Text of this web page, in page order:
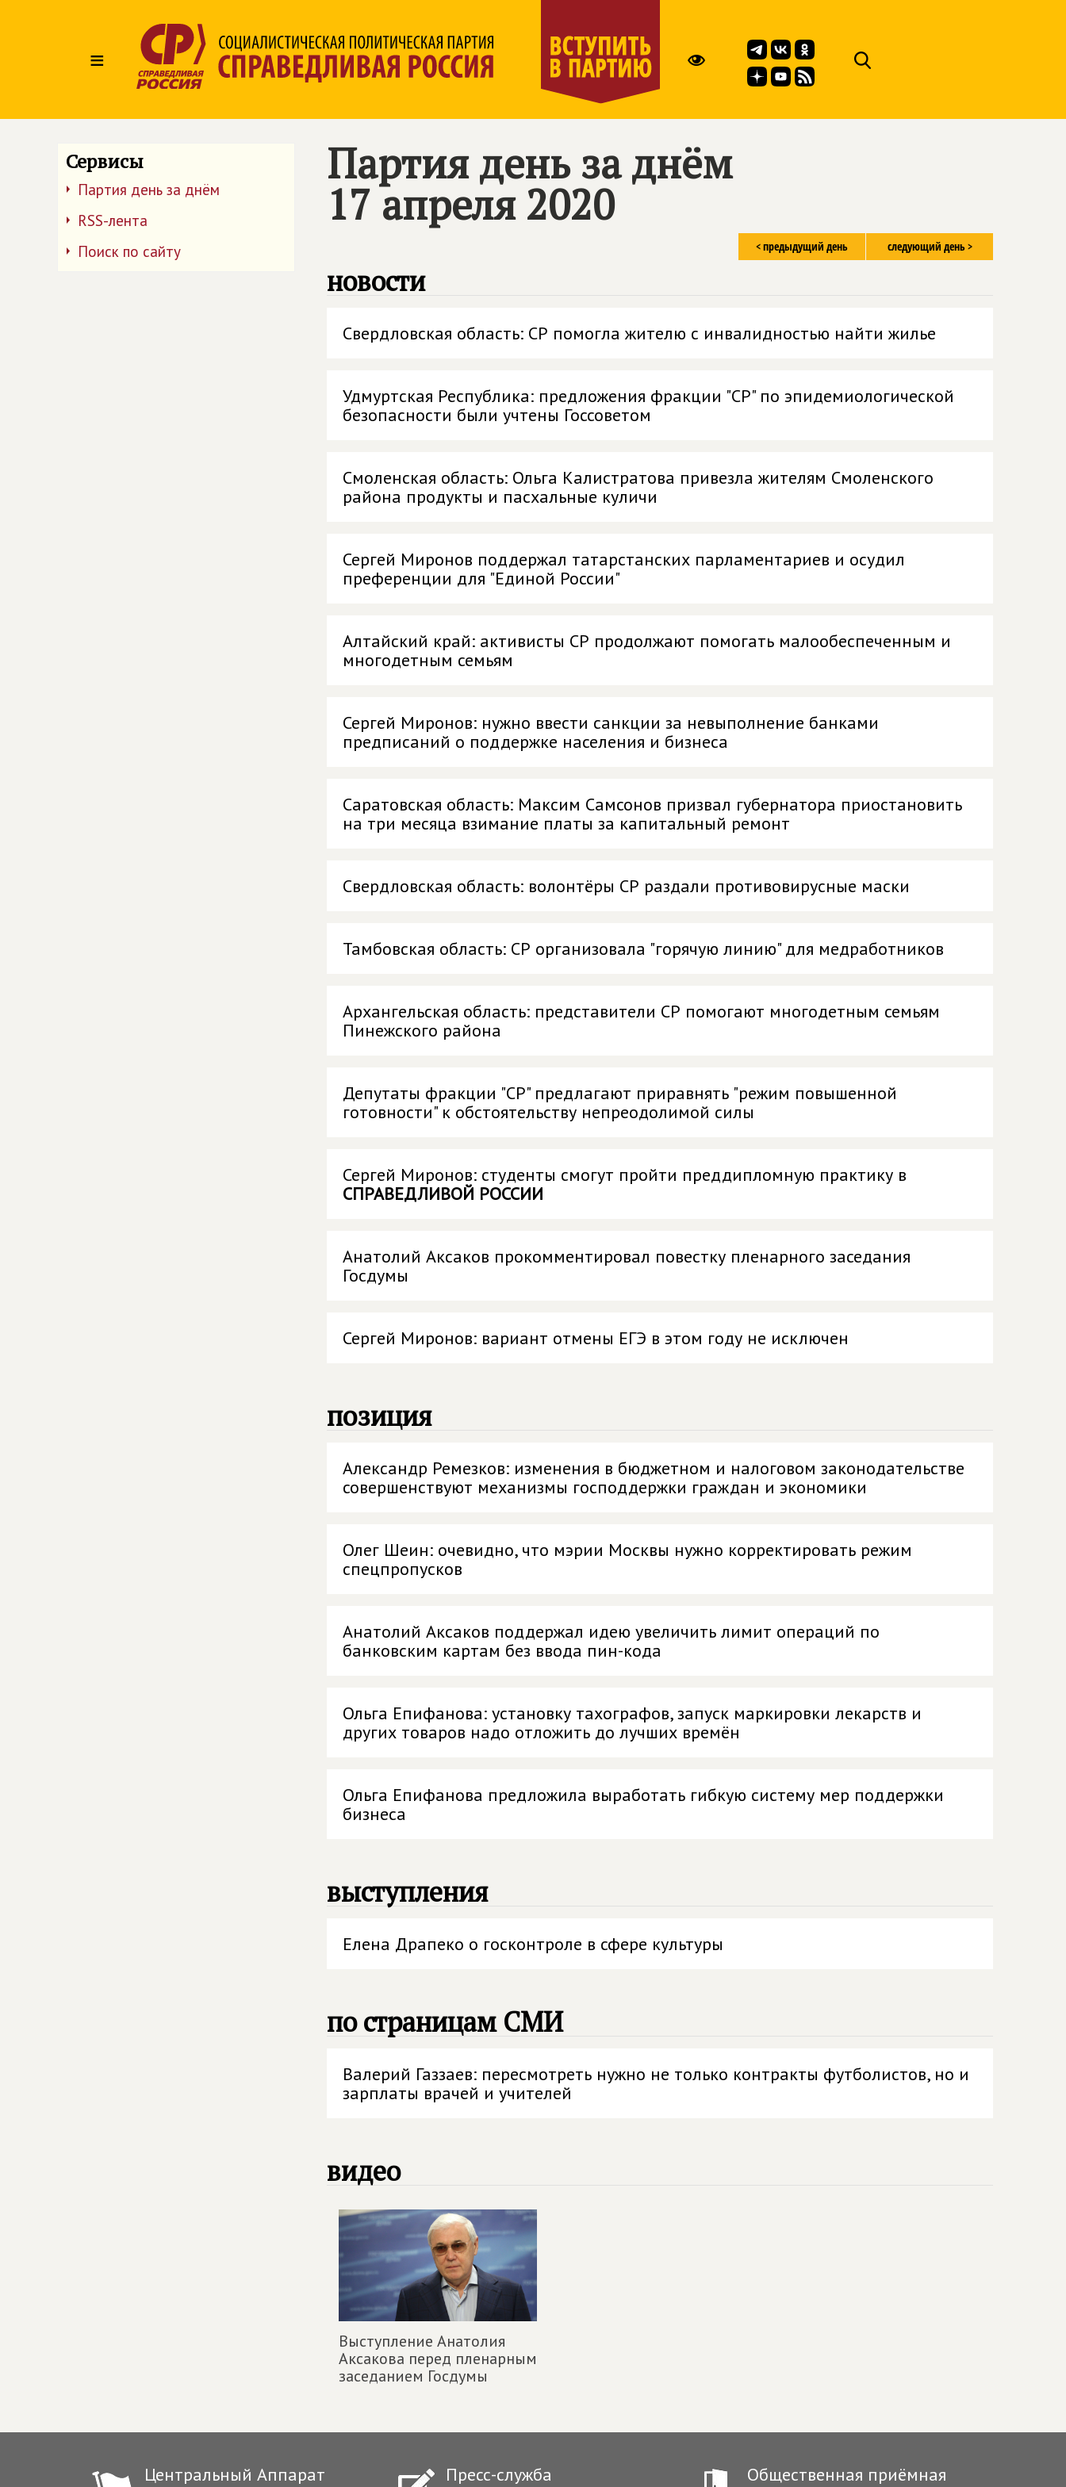
≡
Сервисы
Партия день за днём
RSS-лента
Поиск по сайту
Партия день за днём
17 апреля 2020
следующий день >
< предыдущий день
новости
Свердловская область: СР помогла жителю с инвалидностью найти жилье
Удмуртская Республика: предложения фракции "СР" по эпидемиологической
безопасности были учтены Госсоветом
Смоленская область: Ольга Калистратова привезла жителям Смоленского
района продукты и пасхальные куличи
Сергей Миронов поддержал татарстанских парламентариев и осудил
преференции для "Единой России"
Алтайский край: активисты СР продолжают помогать малообеспеченным и
многодетным семьям
Сергей Миронов: нужно ввести санкции за невыполнение банками
предписаний о поддержке населения и бизнеса
Саратовская область: Максим Самсонов призвал губернатора приостановить
на три месяца взимание платы за капитальный ремонт
Свердловская область: волонтёры СР раздали противовирусные маски
Тамбовская область: СР организовала "горячую линию" для медработников
Архангельская область: представители СР помогают многодетным семьям
Пинежского района
Депутаты фракции "СР" предлагают приравнять "режим повышенной
готовности" к обстоятельству непреодолимой силы
Сергей Миронов: студенты смогут пройти преддипломную практику в
СПРАВЕДЛИВОЙ РОССИИ
Анатолий Аксаков прокомментировал повестку пленарного заседания
Госдумы
Сергей Миронов: вариант отмены ЕГЭ в этом году не исключен
позиция
Александр Ремезков: изменения в бюджетном и налоговом законодательстве
совершенствуют механизмы господдержки граждан и экономики
Олег Шеин: очевидно, что мэрии Москвы нужно корректировать режим
спецпропусков
Анатолий Аксаков поддержал идею увеличить лимит операций по
банковским картам без ввода пин-кода
Ольга Епифанова: установку тахографов, запуск маркировки лекарств и
других товаров надо отложить до лучших времён
Ольга Епифанова предложила выработать гибкую систему мер поддержки
бизнеса
выступления
Елена Драпеко о госконтроле в сфере культуры
по страницам СМИ
Валерий Газзаев: пересмотреть нужно не только контракты футболистов, но и
зарплаты врачей и учителей
видео
Выступление Анатолия
Аксакова перед пленарным
заседанием Госдумы
Центральный Аппарат
Пресс-служба
Общественная приёмная